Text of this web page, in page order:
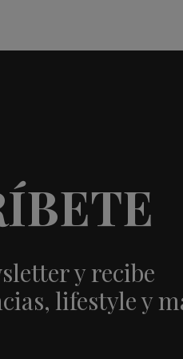
y recibe
lifestyle y